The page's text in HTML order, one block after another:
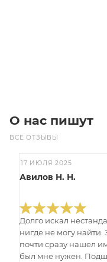
О нас пишут
ВСЕ ОТЗЫВЫ
17 ИЮЛЯ 2025
Авилов Н. Н.
Долго искал
нигде не могу
почти сразу нашел
был мне нужен.